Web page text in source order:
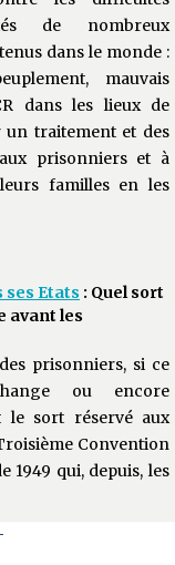
de nombreux
dans le monde :
mauvais
dans les lieux de
traitement et des
prisonniers et à
familles en les
Etats : Quel sort
avant les
prisonniers, si ce
ou encore
le sort réservé aux
Convention
1949 qui, depuis, les